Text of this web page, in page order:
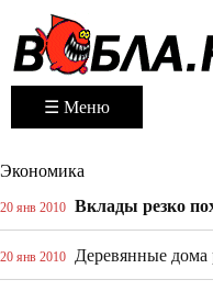
☰ Меню
Экономика
20 янв 2010 Вклады резко
20 янв 2010 Деревянные дома